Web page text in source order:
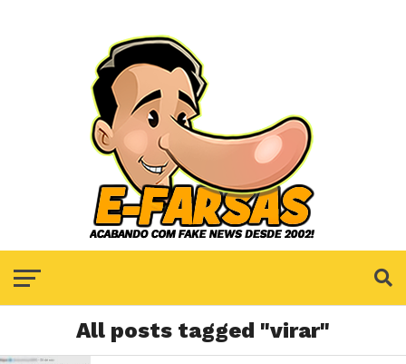
All posts tagged "virar"